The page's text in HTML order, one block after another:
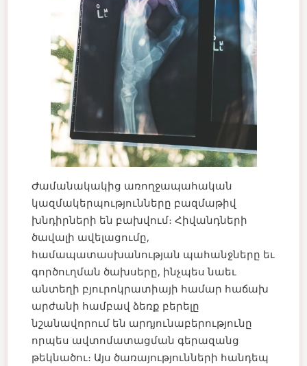
Ժամանակակից առողջապահական
կազմակերպությունները բազմաթիվ
խնդիրների են բախվում։ Հիվանդների
ծավալի ավելացումը,
համապատասխանության պահանջները եւ
գործուղման ծախսերը, ինչպես նաեւ
անտեղի բյուրոկրատիայի համար հաճախ
արժանի համբավ ձեռք բերելը
նշանավորում են արդյունաբերությունը
որպես ավտոմատացման գերազանց
թեկնածու։ Այս ծառայությունների հանդեպ